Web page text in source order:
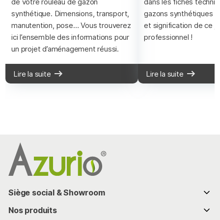
synthétique. Dimensions, transport,
manutention, pose… Vous trouverez
ici l’ensemble des informations pour
un projet d’aménagement réussi.
Lire la suite
gazons synthétiques
et signification de ce
professionnel !
Lire la suite
Siège social & Showroom
286 chemin de Bassaquet
Nos produits